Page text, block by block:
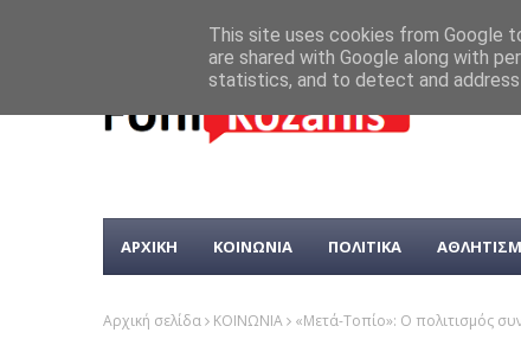
ΑΡΧΙΚΗ ΚΟΙΝΩΝΙΑ ΠΟΛΙΤΙΚΑ
Αρχική σελίδα ΚΟΙΝΩΝΙΑ «Μετά-Τοπίο»: Ο πολιτισμός
This site uses cookies from Google
are shared with Google along with
statistics, and to detect and address